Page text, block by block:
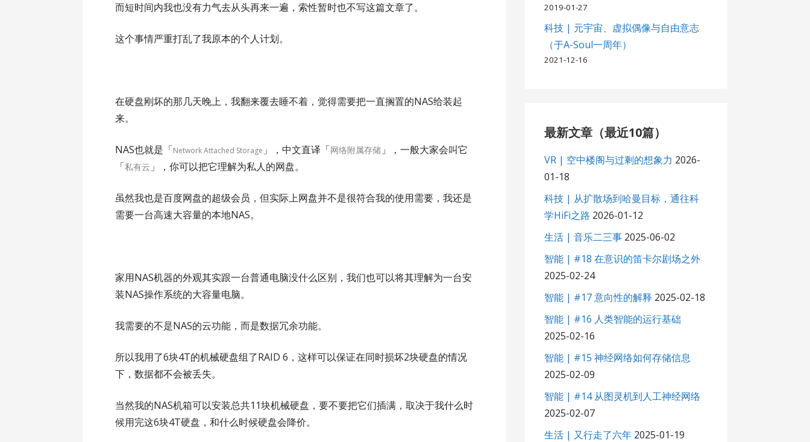
而短时间内我也没有力气去从头再来一遍，索性暂时也不写这篇文章了。
这个事情严重打乱了我原本的个人计划。
在硬盘刚坏的那几天晚上，我翻来覆去睡不着，觉得需要把一直搁置的NAS给装起
来。
NAS也就是「Network Attached Storage 」，中文直译「网络附属存储 」，一般大家会叫它
「私有云 」，你可以把它理解为私人的网盘。
虽然我也是百度网盘的超级会员，但实际上网盘并不是很符合我的使用需要，我还是
需要一台高速大容量的本地NAS。
家用NAS机器的外观其实跟一台普通电脑没什么区别，我们也可以将其理解为一台安
装NAS操作系统的大容量电脑。
我需要的不是NAS的云功能，而是数据冗余功能。
所以我用了6块4T的机械硬盘组了RAID 6，这样可以保证在同时损坏2块硬盘的情况
下，数据都不会被丢失。
当然我的NAS机箱可以安装总共11块机械硬盘，要不要把它们插满，取决于我什么时
候用完这6块4T硬盘，和什么时候硬盘会降价。
2019-01-27
科技 | 元宇宙、虚拟偶像与自由意志
（于A-Soul一周年）
2021-12-16
最新文章（最近10篇）
VR | 空中楼阁与过剩的想象力 2026-
01-18
科技 | 从扩散场到哈曼目标，通往科
学HiFi之路 2026-01-12
生活 | 音乐二三事 2025-06-02
智能 | #18 在意识的笛卡尔剧场之外
2025-02-24
智能 | #17 意向性的解释 2025-02-18
智能 | #16 人类智能的运行基础
2025-02-16
智能 | #15 神经网络如何存储信息
2025-02-09
智能 | #14 从图灵机到人工神经网络
2025-02-07
生活 | 又行走了六年 2025-01-19